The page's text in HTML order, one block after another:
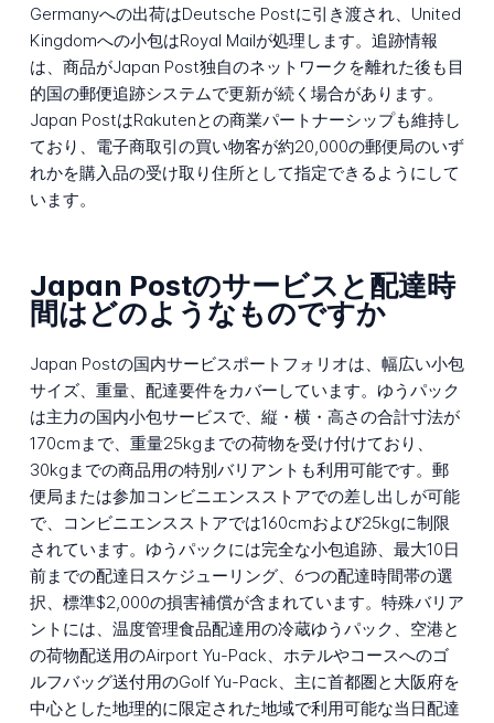
Germanyへの出荷はDeutsche Postに引き渡され、United
Kingdomへの小包はRoyal Mailが処理します。追跡情報
は、商品がJapan Post独自のネットワークを離れた後も目
的国の郵便追跡システムで更新が続く場合があります。
Japan PostはRakutenとの商業パートナーシップも維持し
ており、電子商取引の買い物客が約20,000の郵便局のいず
れかを購入品の受け取り住所として指定できるようにして
います。
Japan Postのサービスと配達時
間はどのようなものですか
Japan Postの国内サービスポートフォリオは、幅広い小包
サイズ、重量、配達要件をカバーしています。ゆうパック
は主力の国内小包サービスで、縦・横・高さの合計寸法が
170cmまで、重量25kgまでの荷物を受け付けており、
30kgまでの商品用の特別バリアントも利用可能です。郵
便局または参加コンビニエンスストアでの差し出しが可能
で、コンビニエンスストアでは160cmおよび25kgに制限
されています。ゆうパックには完全な小包追跡、最大10日
前までの配達日スケジューリング、6つの配達時間帯の選
択、標準$2,000の損害補償が含まれています。特殊バリア
ントには、温度管理食品配達用の冷蔵ゆうパック、空港と
の荷物配送用のAirport Yu-Pack、ホテルやコースへのゴ
ルフバッグ送付用のGolf Yu-Pack、主に首都圏と大阪府を
中心とした地理的に限定された地域で利用可能な当日配達